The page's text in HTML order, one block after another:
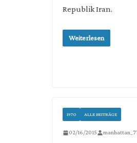
Republik Iran.
Weiterlesen
1970 ALLE BEITRÄGE
02/16/2015